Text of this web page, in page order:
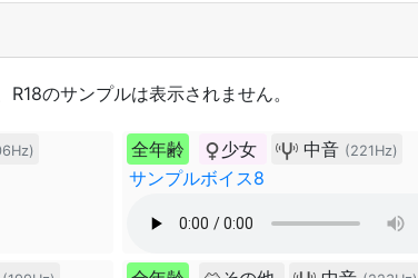
のサンプルは表示されません。
全年齢 少女 中音 (221Hz)
サンプルボイス8